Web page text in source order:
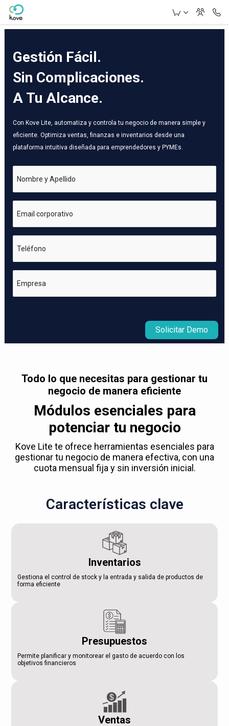
Skip to Main Content
Gestión Fácil.
Sin Complicaciones.
A Tu Alcance.
Con Kove Lite, automatiza y controla tu negocio de manera simple y
eficiente. Optimiza ventas, finanzas e inventarios desde una
plataforma intuitiva diseñada para emprendedores y PYMEs.
Nombre y Apellido
Email corporativo
Teléfono
Empresa
Solicitar Demo
Todo lo que necesitas para gestionar tu
negocio de manera eficiente
Módulos esenciales para
potenciar tu negocio
Kove Lite te ofrece herramientas esenciales para
gestionar tu negocio de manera efectiva, con una
cuota mensual fija y sin inversión inicial.
Características clave
Inventarios
Gestiona el control de stock y la entrada y salida de productos de
forma eficiente
Presupuestos
Permite planificar y monitorear el gasto de acuerdo con los
objetivos financieros
Ventas